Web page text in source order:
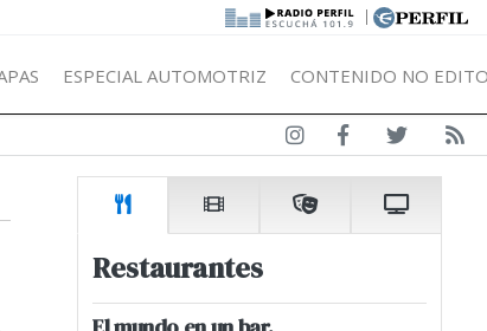
|
ESPECIAL AUTOMOTRIZ CONTENIDO NO
Restaurantes